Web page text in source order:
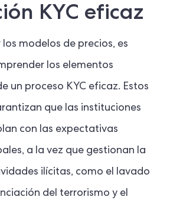
KYC eficaz
modelos de precios, es
los elementos
un proceso KYC eficaz. Estos
que las instituciones
con las expectativas
a la vez que gestionan la
ilícitas, como el lavado
del terrorismo y el